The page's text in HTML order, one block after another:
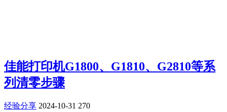
佳能打印机G1800、G1810、G2810等系
列清零步骤
经验分享 2024-10-31 270